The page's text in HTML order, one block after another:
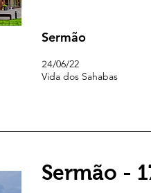
Sermão
24/06/22
Vida dos Sahabas
Sermão -